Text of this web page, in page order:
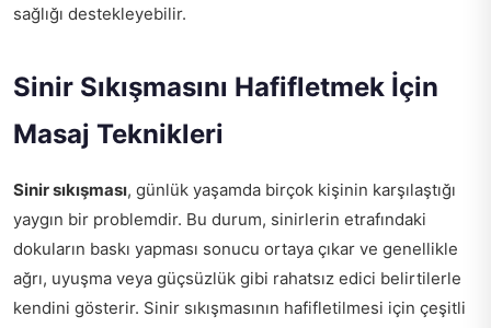
sağlığı destekleyebilir.
Sinir Sıkışmasını Hafifletmek İçin
Masaj Teknikleri
Sinir sıkışması, günlük yaşamda birçok kişinin karşılaştığı
yaygın bir problemdir. Bu durum, sinirlerin etrafındaki
dokuların baskı yapması sonucu ortaya çıkar ve genellikle
ağrı, uyuşma veya güçsüzlük gibi rahatsız edici belirtilerle
kendini gösterir. Sinir sıkışmasının hafifletilmesi için çeşitli